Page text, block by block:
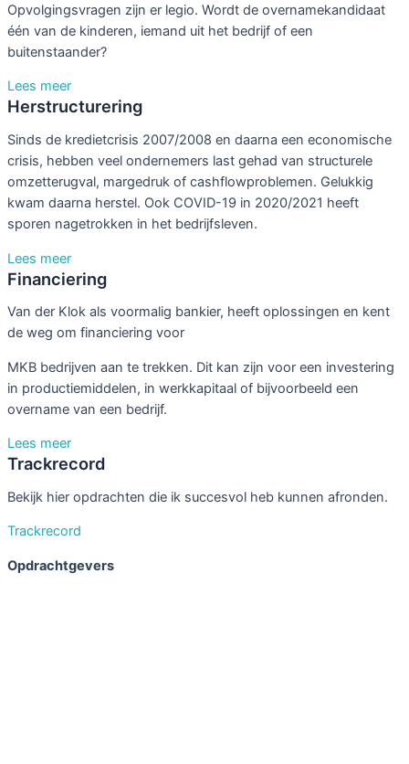
Opvolgingsvragen zijn er legio. Wordt de overnamekandidaat
één van de kinderen, iemand uit het bedrijf of een
buitenstaander?
Lees meer
Herstructurering
Sinds de kredietcrisis 2007/2008 en daarna een economische
crisis, hebben veel ondernemers last gehad van structurele
omzetterugval, margedruk of cashflowproblemen. Gelukkig
kwam daarna herstel. Ook COVID-19 in 2020/2021 heeft
sporen nagetrokken in het bedrijfsleven.
Lees meer
Financiering
Van der Klok als voormalig bankier, heeft oplossingen en kent
de weg om financiering voor
MKB bedrijven aan te trekken. Dit kan zijn voor een investering
in productiemiddelen, in werkkapitaal of bijvoorbeeld een
overname van een bedrijf.
Lees meer
Trackrecord
Bekijk hier opdrachten die ik succesvol heb kunnen afronden.
Trackrecord
Opdrachtgevers